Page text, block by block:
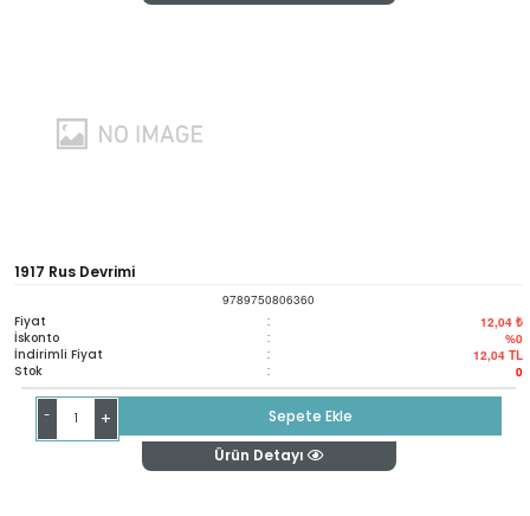
1917 Rus Devrimi
9789750806360
Fiyat : 12,04 ₺
İskonto : %0
İndirimli Fiyat : 12,04 TL
Stok : 0
- +
Sepete Ekle
Ürün Detayı